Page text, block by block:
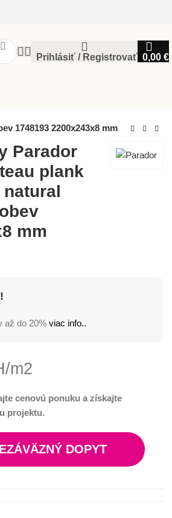
Prihlásiť / Registrovať 0,00 €
1748193 2200x243x8 mm
Parador
plank
natural
mm
až do 20% viac info..
m2
cenovú ponuku a získajte
projektu.
DOPYT